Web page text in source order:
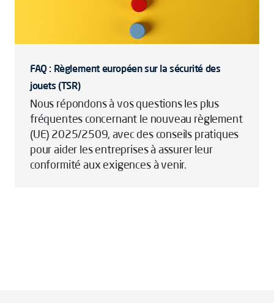
FAQ : Règlement européen sur la sécurité des
jouets (TSR)
Nous répondons à vos questions les plus
fréquentes concernant le nouveau règlement
(UE) 2025/2509, avec des conseils pratiques
pour aider les entreprises à assurer leur
conformité aux exigences à venir.